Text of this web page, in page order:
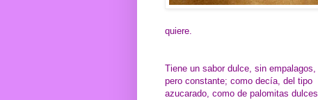
quiere.
Tiene un sabor dulce, sin empalagos,
pero constante; como decía, del tipo
azucarado, como de palomitas dulces